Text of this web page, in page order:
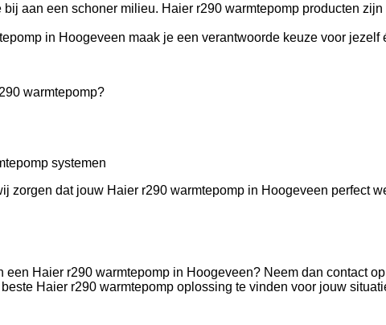
aan een schoner milieu. Haier r290 warmtepomp producten
in Hoogeveen maak je een verantwoorde keuze voor jezelf
warmtepomp?
systemen
zorgen dat jouw Haier r290 warmtepomp in Hoogeveen perfect
Haier r290 warmtepomp in Hoogeveen? Neem dan contact
Haier r290 warmtepomp oplossing te vinden voor jouw